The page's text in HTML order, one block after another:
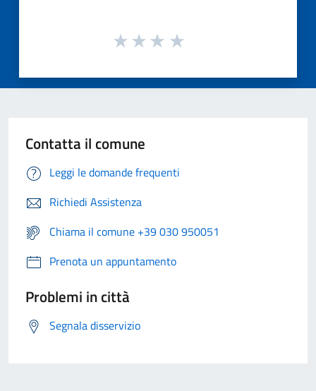
Contatta il comune
Leggi le domande frequenti
Richiedi Assistenza
Chiama il comune +39 030 950051
Prenota un appuntamento
Problemi in città
Segnala disservizio